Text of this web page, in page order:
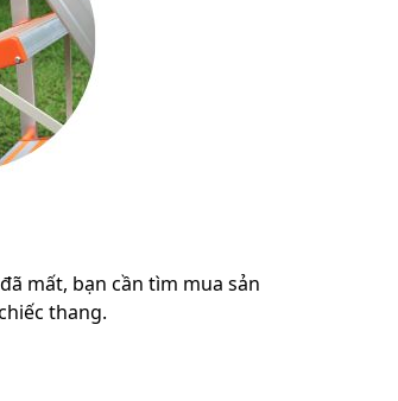
mất, bạn cần tìm mua sản
thang.